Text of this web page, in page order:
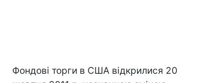
Фондові торги в США відкрилися 20